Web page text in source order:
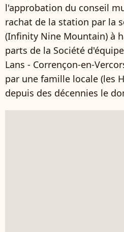
l'approbation du conseil
rachat de la station par la
(Infinity Nine Mountain) à
parts de la Société
Lans - Corrençon-en-
par une famille locale (les
depuis des décennies le